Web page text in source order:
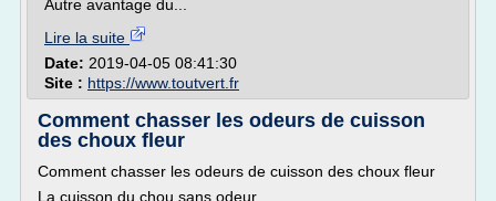
Autre avantage du...
Lire la suite
Date: 2019-04-05 08:41:30
Site : https://www.toutvert.fr
Comment chasser les odeurs de cuisson
des choux fleur
Comment chasser les odeurs de cuisson des choux fleur
La cuisson du chou sans odeur